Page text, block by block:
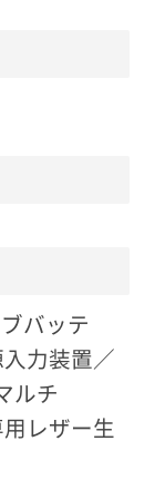
バッテ
力装置／
ルチ
レザー生